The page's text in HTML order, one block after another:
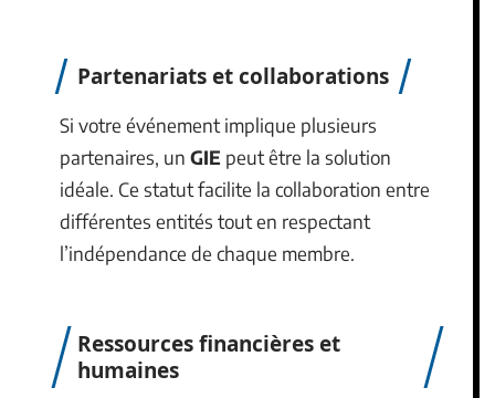
Partenariats et collaborations
Si votre événement implique plusieurs
partenaires, un GIE peut être la solution
idéale. Ce statut facilite la collaboration entre
différentes entités tout en respectant
l’indépendance de chaque membre.
Ressources financières et
humaines